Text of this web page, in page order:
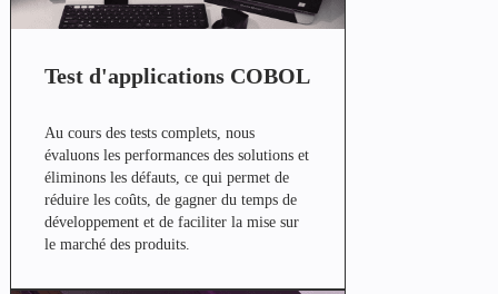
Test d'applications COBOL
Au cours des tests complets, nous
évaluons les performances des solutions et
éliminons les défauts, ce qui permet de
réduire les coûts, de gagner du temps de
développement et de faciliter la mise sur
le marché des produits.